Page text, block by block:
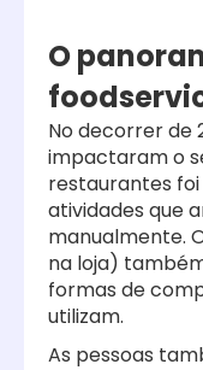
O
No decorrer de
impactaram o
restaurantes
atividades que
manualmente.
na loja)
formas de
utilizam.
As pessoas